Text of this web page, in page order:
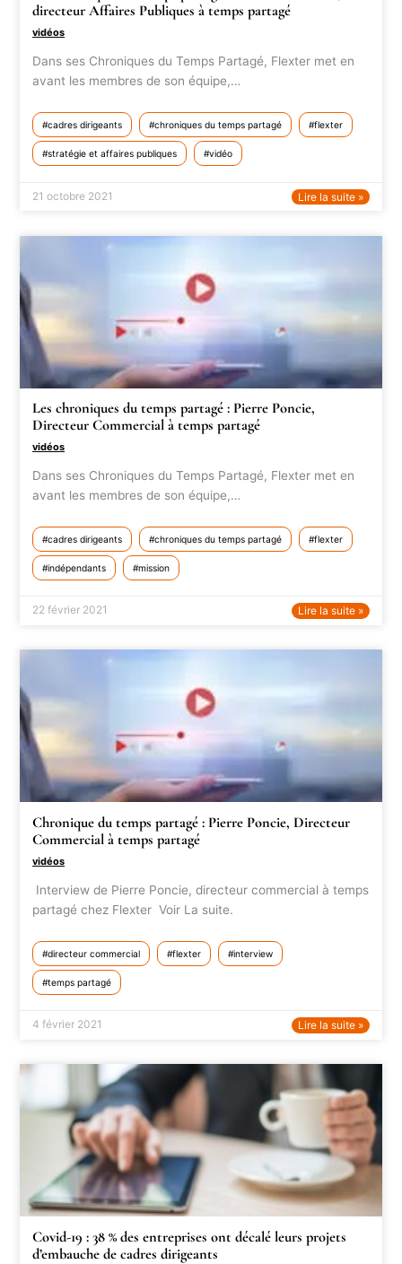
directeur Affaires Publiques à temps partagé
vidéos
Dans ses Chroniques du Temps Partagé, Flexter met en
avant les membres de son équipe,…
cadres dirigeants chroniques du temps partagé flexter
stratégie et affaires publiques vidéo
21 octobre 2021 Lire la suite »
Les chroniques du temps partagé : Pierre Poncie,
Directeur Commercial à temps partagé
vidéos
Dans ses Chroniques du Temps Partagé, Flexter met en
avant les membres de son équipe,…
cadres dirigeants chroniques du temps partagé flexter
indépendants mission
22 février 2021 Lire la suite »
Chronique du temps partagé : Pierre Poncie, Directeur
Commercial à temps partagé
vidéos
Interview de Pierre Poncie, directeur commercial à temps
partagé chez Flexter Voir La suite.
directeur commercial flexter interview
temps partagé
4 février 2021 Lire la suite »
Covid-19 : 38 % des entreprises ont décalé leurs projets
d’embauche de cadres dirigeants